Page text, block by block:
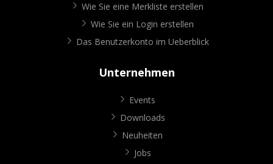
Wie Sie eine Merkliste erstellen
Wie Sie ein Login erstellen
Das Benutzerkonto im Ueberblick
Unternehmen
Events
Downloads
Neuheiten
Jobs